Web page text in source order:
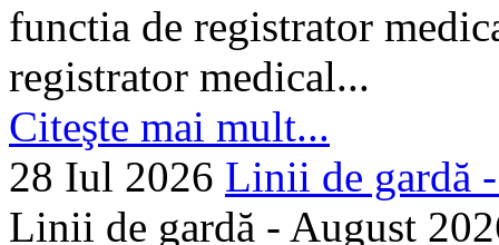
functia de registrator
registrator medical...
Citeşte mai mult...
28 Iul 2026 Linii de gardă
Linii de gardă - August